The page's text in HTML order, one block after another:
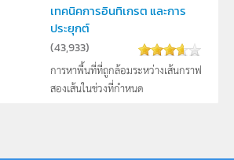
เทคนิคการอินทิเกรต และการ
ประยุกต์
(43,933)
การหาพื้นที่ที่ถูกล้อมระหว่างเส้นกราฟ
สองเส้นในช่วงที่กำหนด